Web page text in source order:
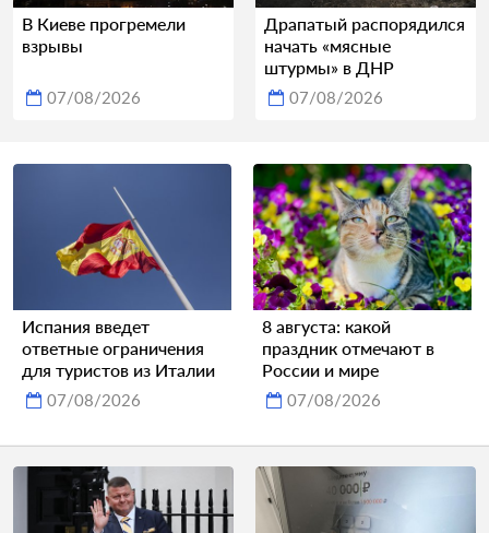
В Киеве прогремели
взрывы
07/08/2026
Драпатый распорядился
начать «мясные
штурмы» в ДНР
07/08/2026
Испания введет
ответные ограничения
для туристов из Италии
07/08/2026
8 августа: какой
праздник отмечают в
России и мире
07/08/2026